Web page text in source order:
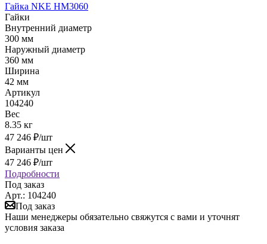
Гайка NKE HM3060
Гайки
Внутренний диаметр
300 мм
Наружный диаметр
360 мм
Ширина
42 мм
Артикул
104240
Вес
8.35 кг
47 246 ₽/шт
Варианты цен
47 246 ₽/шт
Подробности
Под заказ
Арт.: 104240
Под заказ
Наши менеджеры обязательно свяжутся с вами и уточнят
условия заказа